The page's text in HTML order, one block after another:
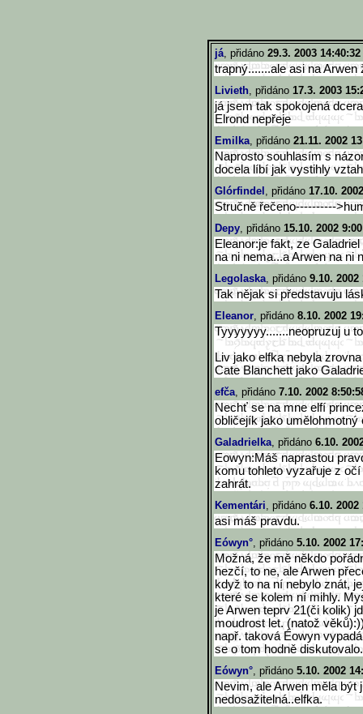
já, přidáno 29.3. 2003 14:40:32
trapný.......ale asi na Arwen
Livieth, přidáno 17.3. 2003
já jsem tak spokojená
Elrond nepřeje
Emilka, přidáno 21.11. 2002
Naprosto souhlasím s
docela líbí jak vystihly
Glórfindel , přidáno 17.10.
Stručně řečeno----------
Depy, přidáno 15.10. 2002
Eleanor:je fakt, ze
na ni nema...a Arwen na ni
Legolaska, přidáno 9.10. 2002
Tak nějak si představuju
Eleanor, přidáno 8.10. 2002
Tyyyyyyy.......neopruzuj u
Liv jako elfka nebyla
Cate Blanchett jako
efča, přidáno 7.10. 2002
Nechť se na mne elfí
obličejík jako umělohmotný
Galadrielka, přidáno 6.10.
Eowyn:Máš naprastou
komu tohleto vyzařuje z
zahrát.
Kementári, přidáno 6.10. 2002
asi máš pravdu.
Eówyn°, přidáno 5.10. 2002
Možná, že mě někdo
hezčí, to ne, ale Arwen
když to na ní nebylo znát,
které se kolem ní mihly.
je Arwen teprv 21(či kolik)
moudrost let. (natož
např. taková Éowyn
se o tom hodně
Eówyn°, přidáno 5.10. 2002
Nevim, ale Arwen měla být
nedosažitelná..elfka.